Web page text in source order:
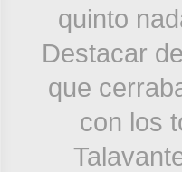
quinto
Destacar
que
con los